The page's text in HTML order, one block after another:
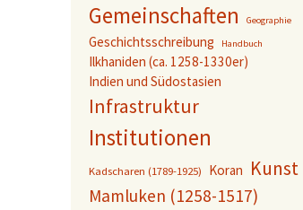
Gemeinschaften Geographie
Geschichtsschreibung Handbuch
Ilkhaniden (ca. 1258-1330er)
Indien und Südostasien
Infrastruktur
Institutionen
Kadscharen (1789-1925) Koran Kunst
Mamluken (1258-1517)